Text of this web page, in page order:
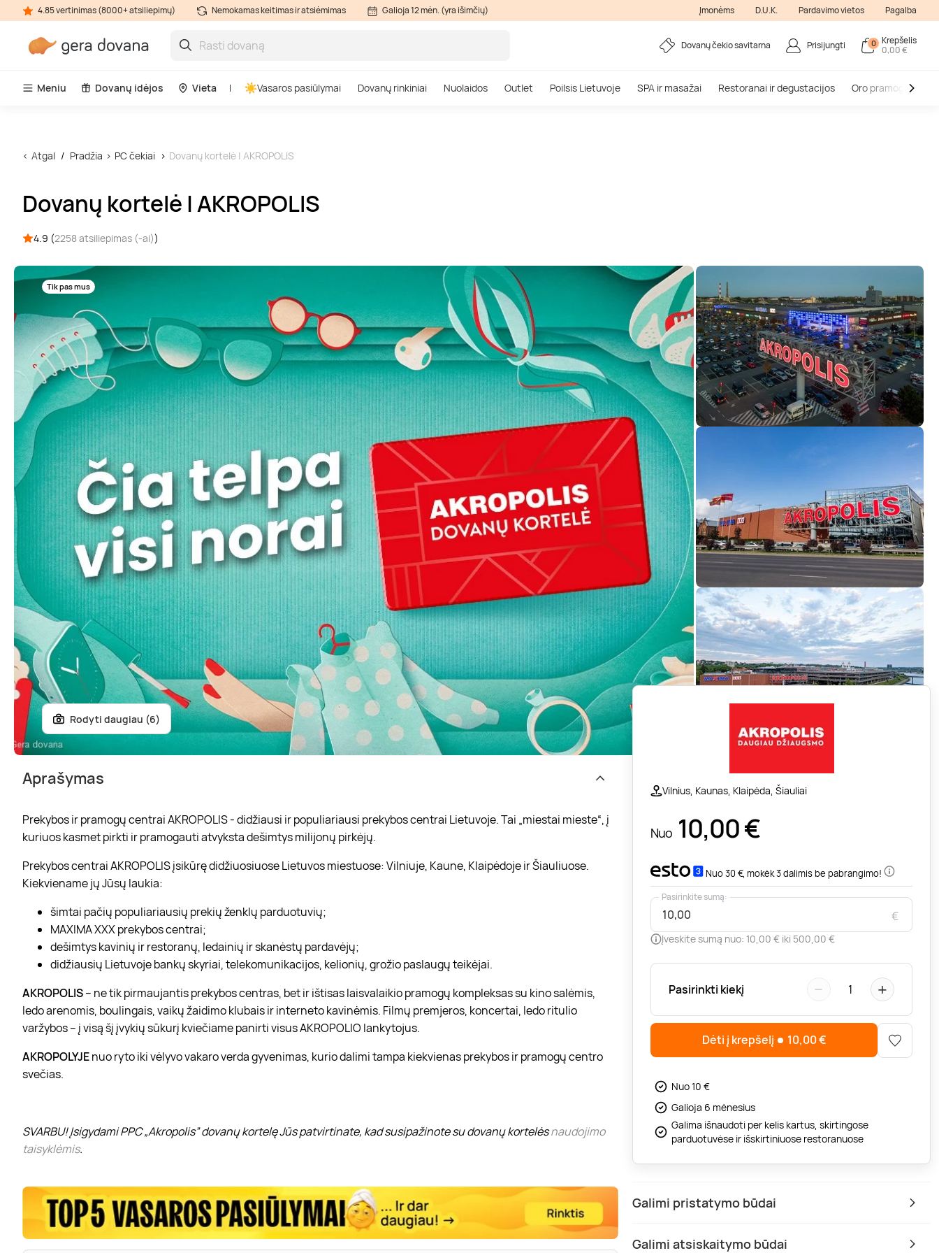
4.85 vertinimas (8000+ atsiliepimų) Nemokamas keitimas ir atsiėmimas Galioja 12 mėn. (yra išimčių) Įmonėms D.U.K. Pardavimo vietos Pagalba
Dovanų čekio savitarna Prisijungti 0 Krepšelis
0,00 €
Meniu Dovanų idėjos Vieta Vasaros pasiūlymai Dovanų rinkiniai Nuolaidos Outlet Poilsis Lietuvoje SPA ir masažai Restoranai ir degustacijos Oro pramogos
Atgal Pradžia PC čekiai Dovanų kortelė | AKROPOLIS
Dovanų kortelė | AKROPOLIS
4.9 (2258 atsiliepimas (-ai))
Tik pas mus
Rodyti daugiau (6)
Vilnius, Kaunas, Klaipėda, Šiauliai
Nuo 10,00€
Nuo 30 €, mokėk 3 dalimis be pabrangimo!
€
Pasirinkite sumą:
Įveskite sumą nuo: 10,00 € iki 500,00 €
Pasirinkti kiekį − 1 +
Dėti į krepšelį 10,00€
Nuo 10 €
Galioja 6 mėnesius
Galima išnaudoti per kelis kartus, skirtingose
parduotuvėse ir išskirtiniuose restoranuose
Galimi pristatymo būdai
Galimi atsiskaitymo būdai
Aprašymas
Prekybos ir pramogų centrai AKROPOLIS - didžiausi ir populiariausi prekybos centrai Lietuvoje. Tai „miestai mieste“, į
kuriuos kasmet pirkti ir pramogauti atvyksta dešimtys milijonų pirkėjų.
Prekybos centrai AKROPOLIS įsikūrę didžiuosiuose Lietuvos miestuose: Vilniuje, Kaune, Klaipėdoje ir Šiauliuose.
Kiekviename jų Jūsų laukia:
šimtai pačių populiariausių prekių ženklų parduotuvių;
MAXIMA XXX prekybos centrai;
dešimtys kavinių ir restoranų, ledainių ir skanėstų pardavėjų;
didžiausių Lietuvoje bankų skyriai, telekomunikacijos, kelionių, grožio paslaugų teikėjai.
AKROPOLIS– ne tik pirmaujantis prekybos centras, bet ir ištisas laisvalaikio pramogų kompleksas su kino salėmis,
ledo arenomis, boulingais, vaikų žaidimo klubais ir interneto kavinėmis. Filmų premjeros, koncertai, ledo ritulio
varžybos – į visą šį įvykių sūkurį kviečiame panirti visus AKROPOLIO lankytojus.
AKROPOLYJEnuo ryto iki vėlyvo vakaro verda gyvenimas, kurio dalimi tampa kiekvienas prekybos ir pramogų centro
svečias.
SVARBU! Įsigydami PPC „Akropolis” dovanų kortelę Jūs patvirtinate, kad susipažinote su dovanų kortelėsnaudojimo
taisyklėmis.